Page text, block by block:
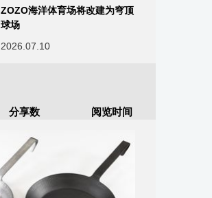
ZOZO海洋体育场将改建为穹顶
球场
2026.07.10
分享数 阅览时间